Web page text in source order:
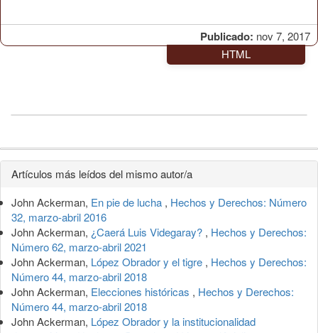
Publicado: nov 7, 2017
HTML
Detalles
del
artículo
Artículos más leídos del mismo autor/a
John Ackerman, En pie de lucha , Hechos y Derechos: Número
32, marzo-abril 2016
John Ackerman, ¿Caerá Luis Videgaray? , Hechos y Derechos:
Número 62, marzo-abril 2021
John Ackerman, López Obrador y el tigre , Hechos y Derechos:
Número 44, marzo-abril 2018
John Ackerman, Elecciones históricas , Hechos y Derechos:
Número 44, marzo-abril 2018
John Ackerman, López Obrador y la institucionalidad